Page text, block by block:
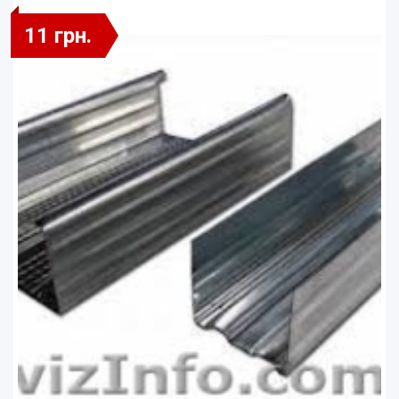
11 грн.